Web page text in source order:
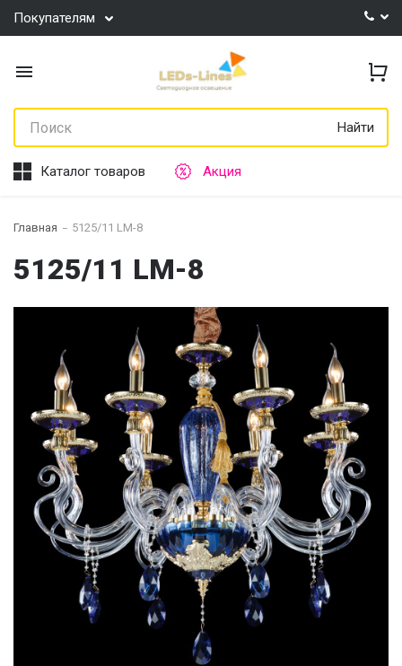
Покупателям
Найти
Каталог товаров Акция
Главная 5125/11 LM-8
5125/11 LM-8